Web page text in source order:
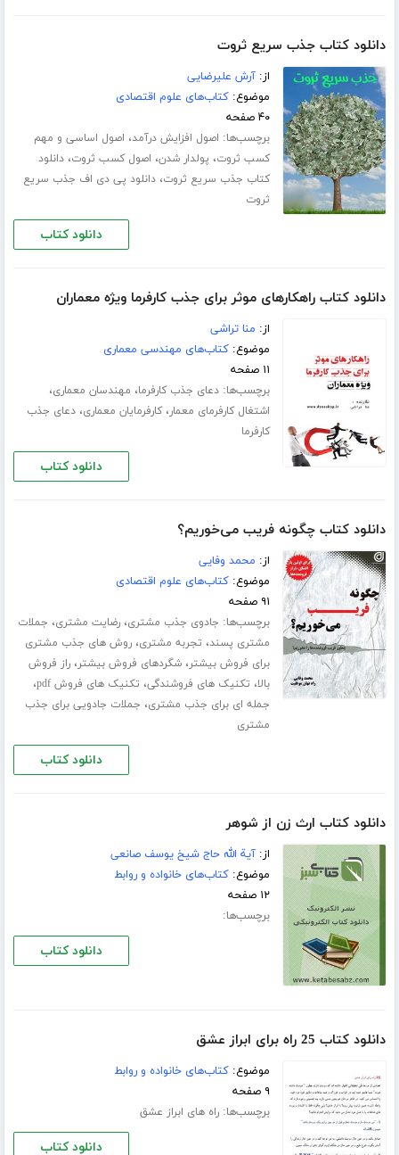
دانلود کتاب جذب سریع ثروت
از:آرش علیرضایی
موضوع:کتاب‌های علوم اقتصادی
۴۰ صفحه
برچسب‌ها: اصول افزایش درآمد، اصول اساسی و مهم
کسب ثروت، پولدار شدن، اصول کسب ثروت،دانلود
کتاب جذب سریع ثروت،دانلود پی دی اف جذب سریع
ثروت
دانلود کتاب
دانلود کتاب راهکارهای موثر برای جذب کارفرما ویژه معماران
از: منا تراشی
موضوع:کتاب‌های مهندسی معماری
۱۱ صفحه
برچسب‌ها:دعای جذب کارفرما، مهندسان معماری،
اشتغال کارفرمای معمار،کارفرمایان معماری،دعای جذب
کارفرما
دانلود کتاب
دانلود کتاب چگونه فریب می‌خوریم؟
از: محمد وفایی
موضوع:کتاب‌های علوم اقتصادی
۹۱ صفحه
برچسب‌ها: جادوی جذب مشتری،رضایت مشتری، جملات
مشتری پسند، تجربه مشتری،روش های جذب مشتری
برای فروش بیشتر،شگردهای فروش بیشتر،راز فروش
بالا، تکنیک های فروشندگی، تکنیک های فروش pdf ،
جمله ای برای جذب مشتری، جملات جادویی برای جذب
مشتری
دانلود کتاب
دانلود کتاب ارث زن از شوهر
از:آیة الله حاج شیخ یوسف صانعی
موضوع:کتاب‌های خانواده و روابط
۱۲ صفحه
برچسب‌ها:
دانلود کتاب
دانلود کتاب 25 راه برای ابراز عشق
موضوع:کتاب‌های خانواده و روابط
۹ صفحه
برچسب‌ها:راه های ابراز عشق
دانلود کتاب